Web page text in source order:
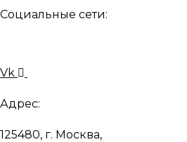
Социальные сети:
Vk
Адрес:
125480, г. Москва,